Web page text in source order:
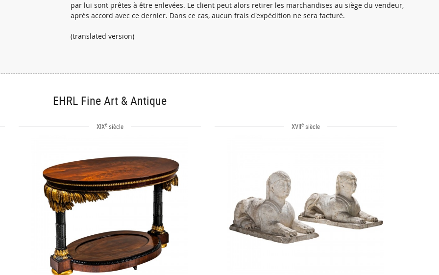
par lui sont prêtes à être enlevées. Le client peut alors retirer les marchandises au siège du vendeur,
après accord avec ce dernier. Dans ce cas, aucun frais d'expédition ne sera facturé.
(translated version)
EHRL Fine Art & Antique
XIXesiècle XVIIe siècle